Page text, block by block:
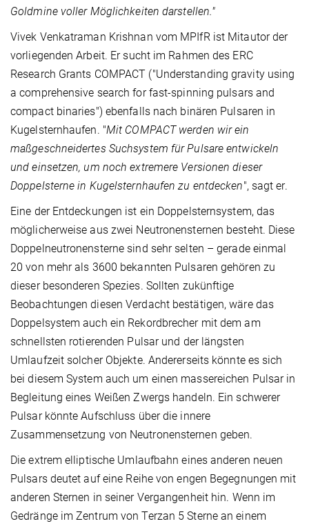
Goldmine voller Möglichkeiten darstellen."
Vivek Venkatraman Krishnan vom MPIfR ist Mitautor der
vorliegenden Arbeit. Er sucht im Rahmen des ERC
Research Grants COMPACT ("Understanding gravity using
a comprehensive search for fast-spinning pulsars and
compact binaries") ebenfalls nach binären Pulsaren in
Kugelsternhaufen. "Mit COMPACT werden wir ein
maßgeschneidertes Suchsystem für Pulsare entwickeln
und einsetzen, um noch extremere Versionen dieser
Doppelsterne in Kugelsternhaufen zu entdecken", sagt er.
Eine der Entdeckungen ist ein Doppelsternsystem, das
möglicherweise aus zwei Neutronensternen besteht. Diese
Doppelneutronensterne sind sehr selten – gerade einmal
20 von mehr als 3600 bekannten Pulsaren gehören zu
dieser besonderen Spezies. Sollten zukünftige
Beobachtungen diesen Verdacht bestätigen, wäre das
Doppelsystem auch ein Rekordbrecher mit dem am
schnellsten rotierenden Pulsar und der längsten
Umlaufzeit solcher Objekte. Andererseits könnte es sich
bei diesem System auch um einen massereichen Pulsar in
Begleitung eines Weißen Zwergs handeln. Ein schwerer
Pulsar könnte Aufschluss über die innere
Zusammensetzung von Neutronensternen geben.
Die extrem elliptische Umlaufbahn eines anderen neuen
Pulsars deutet auf eine Reihe von engen Begegnungen mit
anderen Sternen in seiner Vergangenheit hin. Wenn im
Gedränge im Zentrum von Terzan 5 Sterne an einem